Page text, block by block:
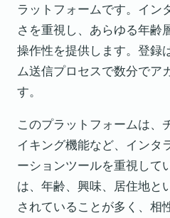
ラットフォームです。イン
さを重視し、あらゆる年齢
操作性を提供します。登録
ム送信プロセスで数分でア
す。
このプラットフォームは、
イキング機能など、インタ
ーションツールを重視して
は、年齢、興味、居住地と
されていることが多く、相